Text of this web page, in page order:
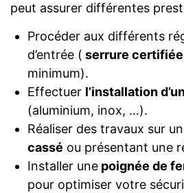
peut assurer différentes
Procéder aux différents
d’entrée ( serrure
minimum).
Effectuer l’installation
(aluminium, inox, …).
Réaliser des travaux sur un
cassé ou présentant une
Installer unepoignée de
pour optimiser votre